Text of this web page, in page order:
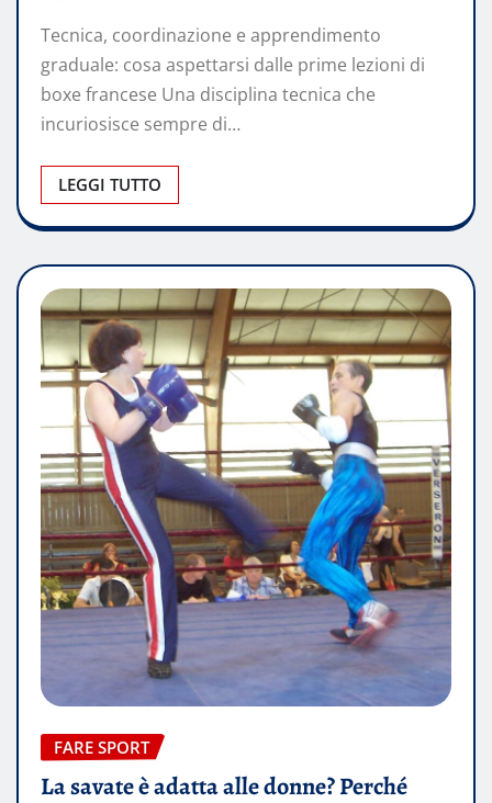
Tecnica, coordinazione e apprendimento
graduale: cosa aspettarsi dalle prime lezioni di
boxe francese Una disciplina tecnica che
incuriosisce sempre di…
LEGGI TUTTO
FARE SPORT
La savate è adatta alle donne? Perché